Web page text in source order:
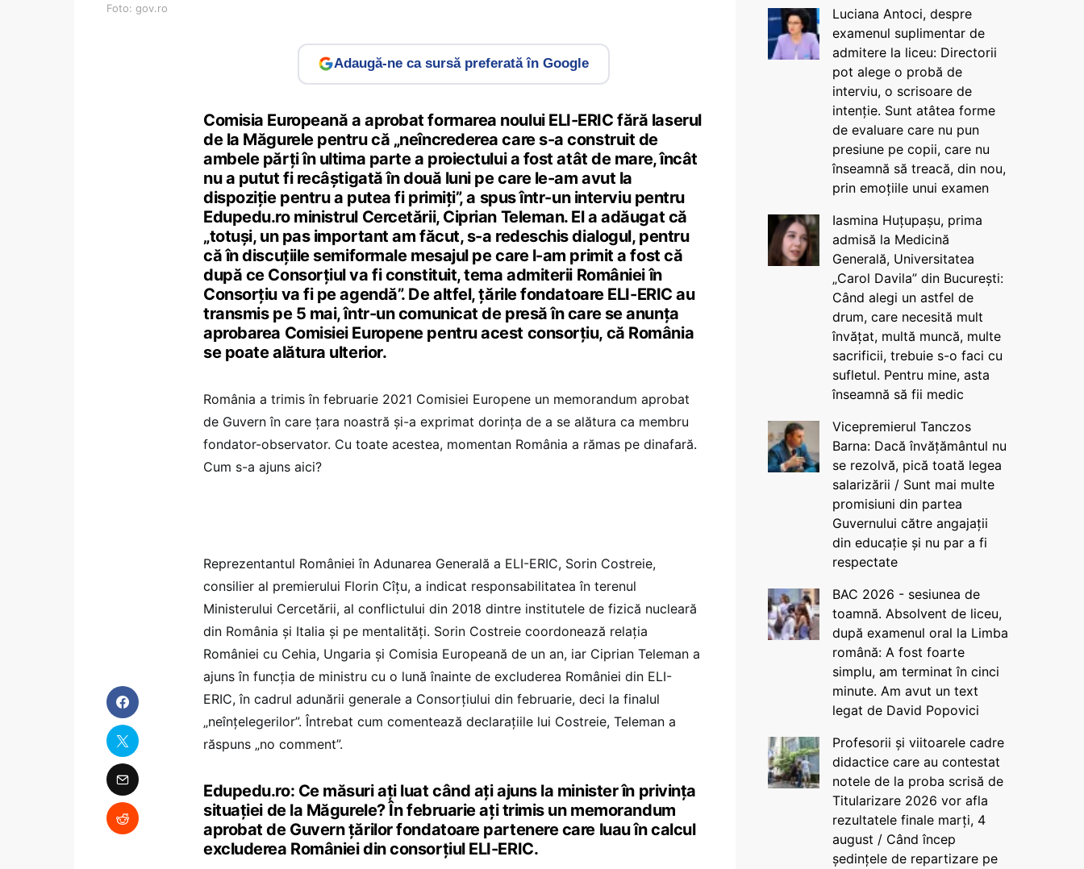
Foto: gov.ro
Adaugă-ne ca sursă preferată în Google
Comisia Europeană a aprobat formarea noului ELI-ERIC fără laserul
de la Măgurele pentru că „neîncrederea care s-a construit de
ambele părți în ultima parte a proiectului a fost atât de mare, încât
nu a putut fi recâștigată în două luni pe care le-am avut la
dispoziție pentru a putea fi primiți”, a spus într-un interviu pentru
Edupedu.ro ministrul Cercetării, Ciprian Teleman. El a adăugat că
„totuși, un pas important am făcut, s-a redeschis dialogul, pentru
că în discuțiile semiformale mesajul pe care l-am primit a fost că
după ce Consorțiul va fi constituit, tema admiterii României în
Consorțiu va fi pe agendă”. De altfel, țările fondatoare ELI-ERIC au
transmis pe 5 mai, într-un comunicat de presă în care se anunța
aprobarea Comisiei Europene pentru acest consorțiu, că România
se poate alătura ulterior.
România a trimis în februarie 2021 Comisiei Europene un memorandum aprobat
de Guvern în care țara noastră și-a exprimat dorința de a se alătura ca membru
fondator-observator. Cu toate acestea, momentan România a rămas pe dinafară.
Cum s-a ajuns aici?
Reprezentantul României în Adunarea Generală a ELI-ERIC, Sorin Costreie,
consilier al premierului Florin Cîțu, a indicat responsabilitatea în terenul
Ministerului Cercetării, al conflictului din 2018 dintre institutele de fizică nucleară
din România și Italia și pe mentalități. Sorin Costreie coordonează relația
României cu Cehia, Ungaria și Comisia Europeană de un an, iar Ciprian Teleman a
ajuns în funcția de ministru cu o lună înainte de excluderea României din ELI-
ERIC, în cadrul adunării generale a Consorțiului din februarie, deci la finalul
„neînțelegerilor”. Întrebat cum comentează declarațiile lui Costreie, Teleman a
răspuns „no comment”.
Edupedu.ro: Ce măsuri ați luat când ați ajuns la minister în privința
situației de la Măgurele? În februarie ați trimis un memorandum
aprobat de Guvern țărilor fondatoare partenere care luau în calcul
excluderea României din consorțiul ELI-ERIC.
Luciana Antoci, despre
examenul suplimentar de
admitere la liceu: Directorii
pot alege o probă de
interviu, o scrisoare de
intenție. Sunt atâtea forme
de evaluare care nu pun
presiune pe copii, care nu
înseamnă să treacă, din nou,
prin emoțiile unui examen
Iasmina Huțupașu, prima
admisă la Medicină
Generală, Universitatea
„Carol Davila” din București:
Când alegi un astfel de
drum, care necesită mult
învățat, multă muncă, multe
sacrificii, trebuie s-o faci cu
sufletul. Pentru mine, asta
înseamnă să fii medic
Vicepremierul Tanczos
Barna: Dacă învățământul nu
se rezolvă, pică toată legea
salarizării / Sunt mai multe
promisiuni din partea
Guvernului către angajații
din educație și nu par a fi
respectate
BAC 2026 - sesiunea de
toamnă. Absolvent de liceu,
după examenul oral la Limba
română: A fost foarte
simplu, am terminat în cinci
minute. Am avut un text
legat de David Popovici
Profesorii și viitoarele cadre
didactice care au contestat
notele de la proba scrisă de
Titularizare 2026 vor afla
rezultatele finale marți, 4
august / Când încep
ședințele de repartizare pe